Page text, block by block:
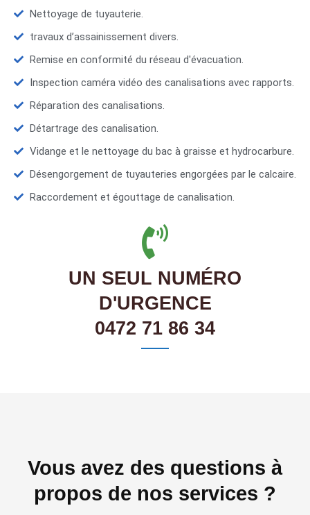
Nettoyage de tuyauterie.
travaux d’assainissement divers.
Remise en conformité du réseau d'évacuation.
Inspection caméra vidéo des canalisations avec rapports.
Réparation des canalisations.
Détartrage des canalisation.
Vidange et le nettoyage du bac à graisse et hydrocarbure.
Désengorgement de tuyauteries engorgées par le calcaire.
Raccordement et égouttage de canalisation.
UN SEUL NUMÉRO
D'URGENCE
0472 71 86 34
Vous avez des questions à
propos de nos services ?